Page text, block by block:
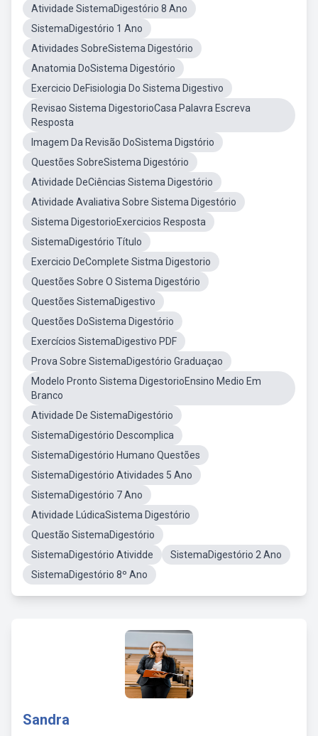
Atividade SistemaDigestório 8 Ano
SistemaDigestório 1 Ano
Atividades SobreSistema Digestório
Anatomia DoSistema Digestório
Exercicio DeFisiologia Do Sistema Digestivo
Revisao Sistema DigestorioCasa Palavra Escreva
Resposta
Imagem Da Revisão DoSistema Digstório
Questões SobreSistema Digestório
Atividade DeCiências Sistema Digestório
Atividade Avaliativa Sobre Sistema Digestório
Sistema DigestorioExercicios Resposta
SistemaDigestório Título
Exercicio DeComplete Sistma Digestorio
Questões Sobre O Sistema Digestório
Questões SistemaDigestivo
Questões DoSistema Digestório
Exercícios SistemaDigestivo PDF
Prova Sobre SistemaDigestório Graduaçao
Modelo Pronto Sistema DigestorioEnsino Medio Em
Branco
Atividade De SistemaDigestório
SistemaDigestório Descomplica
SistemaDigestório Humano Questões
SistemaDigestório Atividades 5 Ano
SistemaDigestório 7 Ano
Atividade LúdicaSistema Digestório
Questão SistemaDigestório
SistemaDigestório Atividde
SistemaDigestório 2 Ano
SistemaDigestório 8º Ano
Sandra